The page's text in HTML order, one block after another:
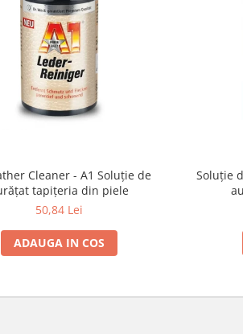
Cleaner - A1 Soluție de
tapițeria din piele
50,84 Lei
ADAUGA IN COS
Soluție